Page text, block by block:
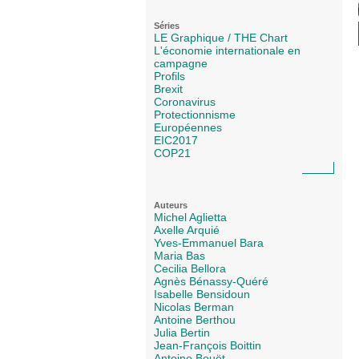
Séries
LE Graphique / THE Chart
L'économie internationale en
campagne
Profils
Brexit
Coronavirus
Protectionnisme
Européennes
EIC2017
COP21
Auteurs
Michel Aglietta
Axelle Arquié
Yves-Emmanuel Bara
Maria Bas
Cecilia Bellora
Agnès Bénassy-Quéré
Isabelle Bensidoun
Nicolas Berman
Antoine Berthou
Julia Bertin
Jean-François Boittin